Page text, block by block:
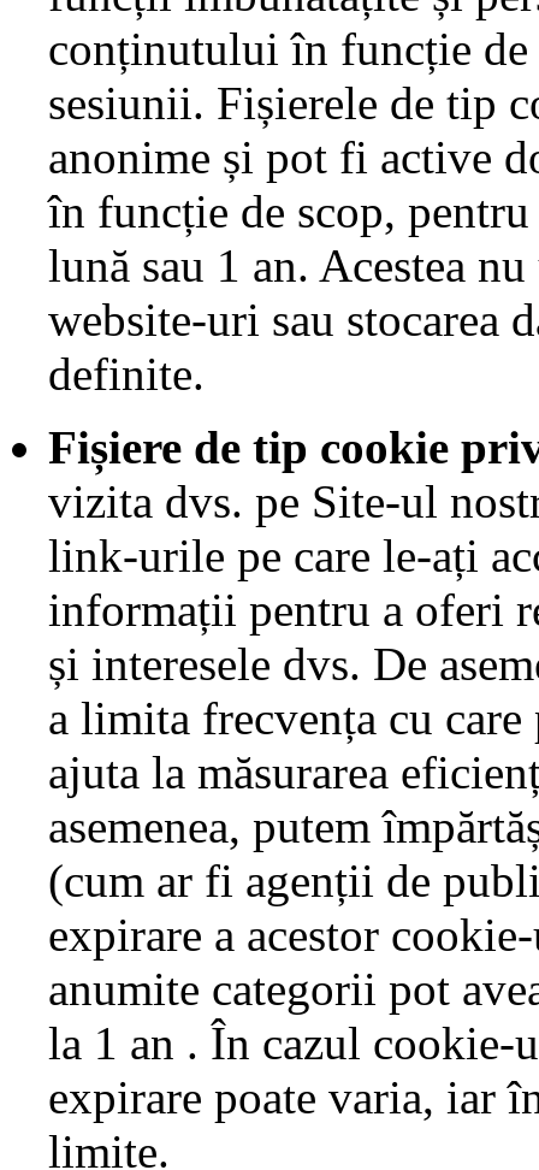
conținutului în funcție
sesiunii. Fișierele de tip
anonime și pot fi active
în funcție de scop,
lună sau 1 an. Acestea
website-uri sau stocarea
definite.
Fișiere de tip cookie
vizita dvs. pe Site-ul
link-urile pe care le-ați
informații pentru a oferi
și interesele dvs. De
a limita frecvența cu
ajuta la măsurarea
asemenea, putem
(cum ar fi agenții de
expirare a acestor
anumite categorii pot
la 1 an . În cazul cookie-
expirare poate varia, iar
limite.